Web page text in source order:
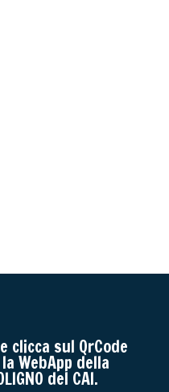
clicca sul QrCode
WebApp della
del CAI.